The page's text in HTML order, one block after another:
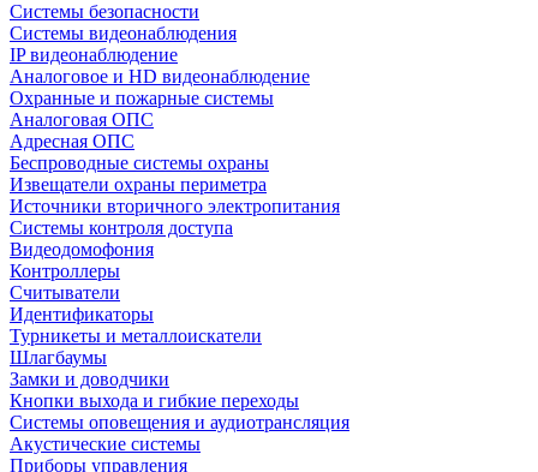
Системы безопасности
Системы видеонаблюдения
IP видеонаблюдение
Аналоговое и HD видеонаблюдение
Охранные и пожарные системы
Аналоговая ОПС
Адресная ОПС
Беспроводные системы охраны
Извещатели охраны периметра
Источники вторичного электропитания
Системы контроля доступа
Видеодомофония
Контроллеры
Считыватели
Идентификаторы
Турникеты и металлоискатели
Шлагбаумы
Замки и доводчики
Кнопки выхода и гибкие переходы
Системы оповещения и аудиотрансляция
Акустические системы
Приборы управления